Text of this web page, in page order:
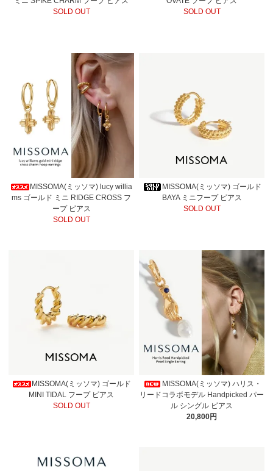
SOLD OUT
SOLD OUT
MISSOMA(ミッソマ) lucy willia
ms ゴールド ミニ RIDGE CROSS フ
ープ ピアス
SOLD OUT
MISSOMA(ミッソマ) ゴールド
BAYA ミニフープ ピアス
SOLD OUT
MISSOMA(ミッソマ) ゴールド
MINI TIDAL フープ ピアス
SOLD OUT
MISSOMA(ミッソマ) ハリス・
リードコラボモデル Handpicked パー
ル シングル ピアス
20,800円